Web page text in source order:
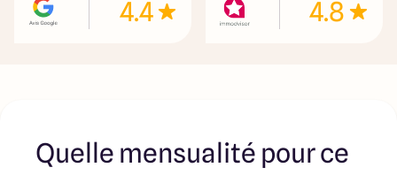
ses collaborateurs ne sont propriétaires des terrains, ne
jouent un rôle d’intermédiation ou de négociation sur la
4.4 4.8
Quelle mensualité pour ce